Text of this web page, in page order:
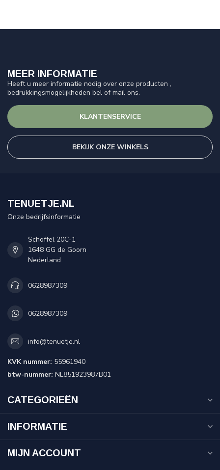
MEER INFORMATIE
Heeft u meer informatie nodig over onze producten ,
bedrukkingsmogelijkheden bel of mail ons.
KLANTENSERVICE
BEKIJK ONZE WINKELS
TENUETJE.NL
Onze bedrijfsinformatie
Schoffel 20C-1
1648 GG de Goorn
Nederland
0628987309
0628987309
info@tenuetje.nl
KVK nummer: 55961940
btw-nummer: NL851923987B01
CATEGORIEËN
INFORMATIE
MIJN ACCOUNT